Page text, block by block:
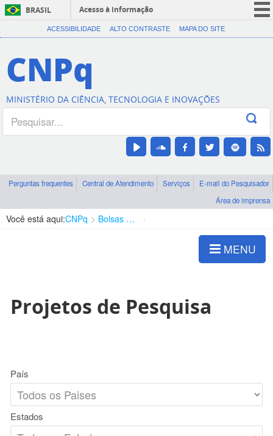
BRASIL
Acesso à informação
CORONAVÍRUS (COVID-19)
Canais
ACESSIBILIDADE ALTO CONTRASTE MAPA DO SITE
CNPq
MINISTÉRIO DA CIÊNCIA, TECNOLOGIA E INOVAÇÕES
Perguntas frequentes Central de Atendimento Serviços
E-mail do Pesquisador
Área de imprensa
Você está aqui:CNPq Bolsas e Auxílios Vigentes
MENU
Projetos de Pesquisa
País
Estados